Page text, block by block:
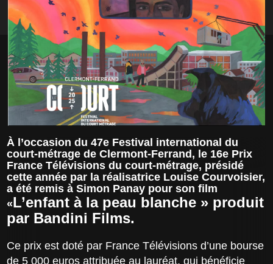
À l’occasion du 47e Festival international du
court-métrage de Clermont-Ferrand, le 16e Prix
France Télévisions du court-métrage, présidé
cette année par la réalisatrice Louise Courvoisier,
a été remis à Simon Panay pour son film
«L’enfant à la peau blanche » produit
par Bandini Films.
Ce prix est doté par France Télévisions d’une bourse
de 5 000 euros attribuée au lauréat, qui bénéficie